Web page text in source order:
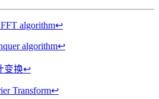
algorithm↩︎
algorithm↩︎
变换↩︎
Transform↩︎